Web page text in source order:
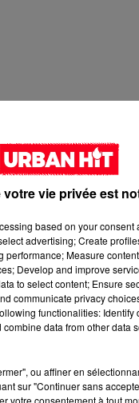
votre vie privée est
based on your
advertising; Create
Measure
Develop and improve
to select content; Ensure
communicate privacy
functionalities:
data from other data
ou affiner en
sur "Continuer sans
votre consentement à tout